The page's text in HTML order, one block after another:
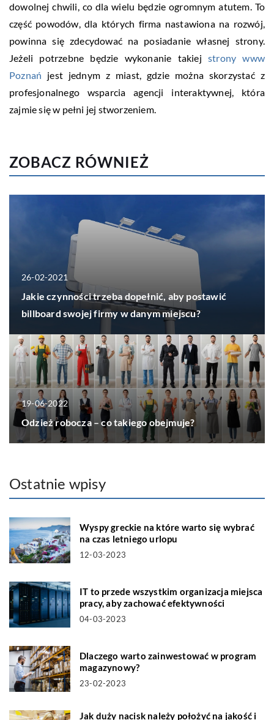
dowolnej chwili, co dla wielu będzie ogromnym atutem. To
część powodów, dla których firma nastawiona na rozwój,
powinna się zdecydować na posiadanie własnej strony.
Jeżeli potrzebne będzie wykonanie takiejstrony www
Poznań jest jednym z miast, gdzie można skorzystać z
profesjonalnego wsparcia agencji interaktywnej, która
zajmie się w pełni jej stworzeniem.
ZOBACZ RÓWNIEŻ
26-02-2021
Jakie czynności trzeba dopełnić, aby postawić
billboard swojej firmy w danym miejscu?
19-06-2022
Odzież robocza – co takiego obejmuje?
Ostatnie wpisy
Wyspy greckie na które warto się wybrać
na czas letniego urlopu
12-03-2023
IT to przede wszystkim organizacja miejsca
pracy, aby zachować efektywności
04-03-2023
Dlaczego warto zainwestować w program
magazynowy?
23-02-2023
Jak duży nacisk należy położyć na jakość i